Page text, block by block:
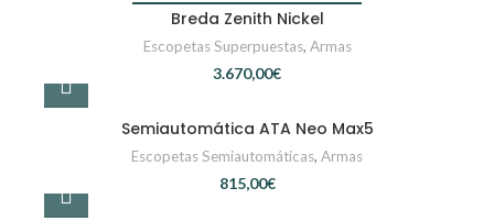
Breda Zenith Nickel
Escopetas Superpuestas, Armas
€
Semiautomática ATA Neo Max5
Escopetas Semiautomáticas, Armas
€